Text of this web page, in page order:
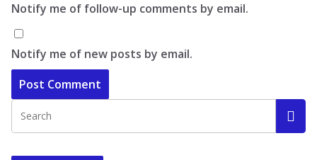
Notify me of follow-up comments by email.
Notify me of new posts by email.